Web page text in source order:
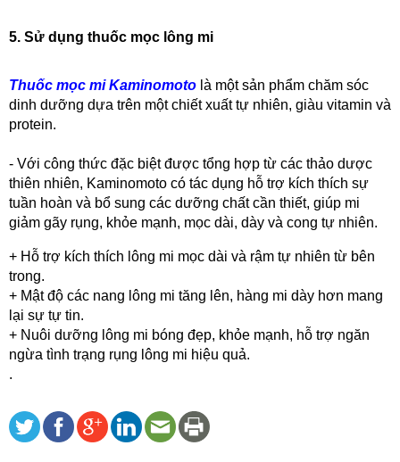
5. Sử dụng thuốc mọc lông mi
Thuốc mọc mi Kaminomoto là một sản phẩm chăm sóc
dinh dưỡng dựa trên một chiết xuất tự nhiên, giàu vitamin và
protein.
- Với công thức đặc biệt được tổng hợp từ các thảo dược
thiên nhiên, Kaminomoto có tác dụng hỗ trợ kích thích sự
tuần hoàn và bổ sung các dưỡng chất cần thiết, giúp mi
giảm gãy rụng, khỏe mạnh, mọc dài, dày và cong tự nhiên.
+ Hỗ trợ kích thích lông mi mọc dài và rậm tự nhiên từ bên
trong.
+ Mật độ các nang lông mi tăng lên, hàng mi dày hơn mang
lại sự tự tin.
+ Nuôi dưỡng lông mi bóng đẹp, khỏe mạnh, hỗ trợ ngăn
ngừa tình trạng rụng lông mi hiệu quả.
.